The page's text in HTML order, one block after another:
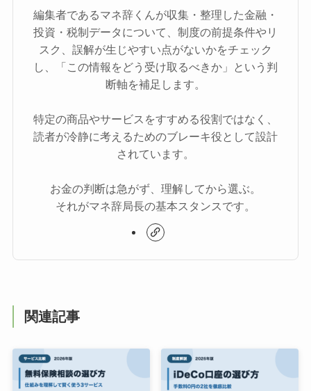
編集者であるマネ辞くんが収集・整理した金融・
投資・税制データについて、制度の前提条件やリ
スク、誤解が生じやすい点がないかをチェック
し、「この情報をどう受け取るべきか」という判
断軸を補足します。
特定の商品やサービスをすすめる役割ではなく、
読者が冷静に考えるためのブレーキ役として設計
されています。
お金の判断は急がず、理解してから選ぶ。
それがマネ辞局長の基本スタンスです。
関連記事